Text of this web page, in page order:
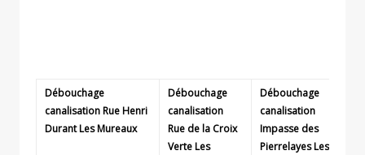
Débouchage
canalisation Rue Henri
Durant Les Mureaux
Débouchage
canalisation
Rue de la Croix
Verte Les
Débouchage
canalisation
Impasse des
Pierrelayes Les